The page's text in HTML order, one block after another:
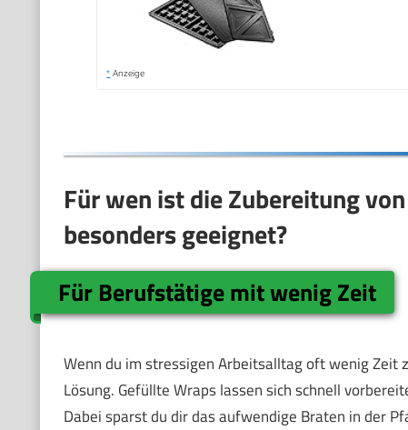
* Anzeige
Für wen ist die Zubereitung
besonders geeignet?
Für Berufstätige mit wenig Zeit
Wenn du im stressigen Arbeitsalltag oft wenig Zeit
Lösung. Gefüllte Wraps lassen sich schnell
Dabei sparst du dir das aufwendige Braten in der